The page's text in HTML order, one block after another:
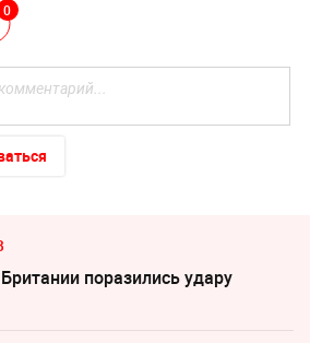
0
поразились удару